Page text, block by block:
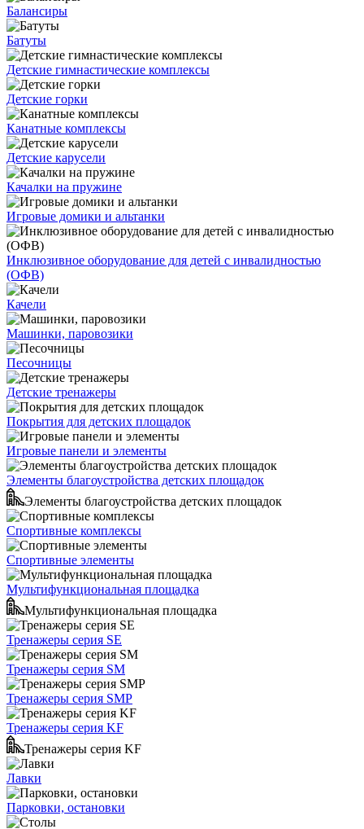
Балансиры
Батуты
Детские гимнастические комплексы
Детские горки
Канатные комплексы
Детские карусели
Качалки на пружине
Игровые домики и альтанки
Инклюзивное оборудование для детей с инвалидностью
(ОФВ)
Качели
Машинки, паровозики
Песочницы
Детские тренажеры
Покрытия для детских площадок
Игровые панели и элементы
Элементы благоустройства детских площадок
Элементы благоустройства детских площадок
Спортивные комплексы
Спортивные элементы
Мультифункциональная площадка
Мультифункциональная площадка
Тренажеры серия SE
Тренажеры серия SM
Тренажеры серия SMP
Тренажеры серия KF
Тренажеры серия KF
Лавки
Парковки, остановки